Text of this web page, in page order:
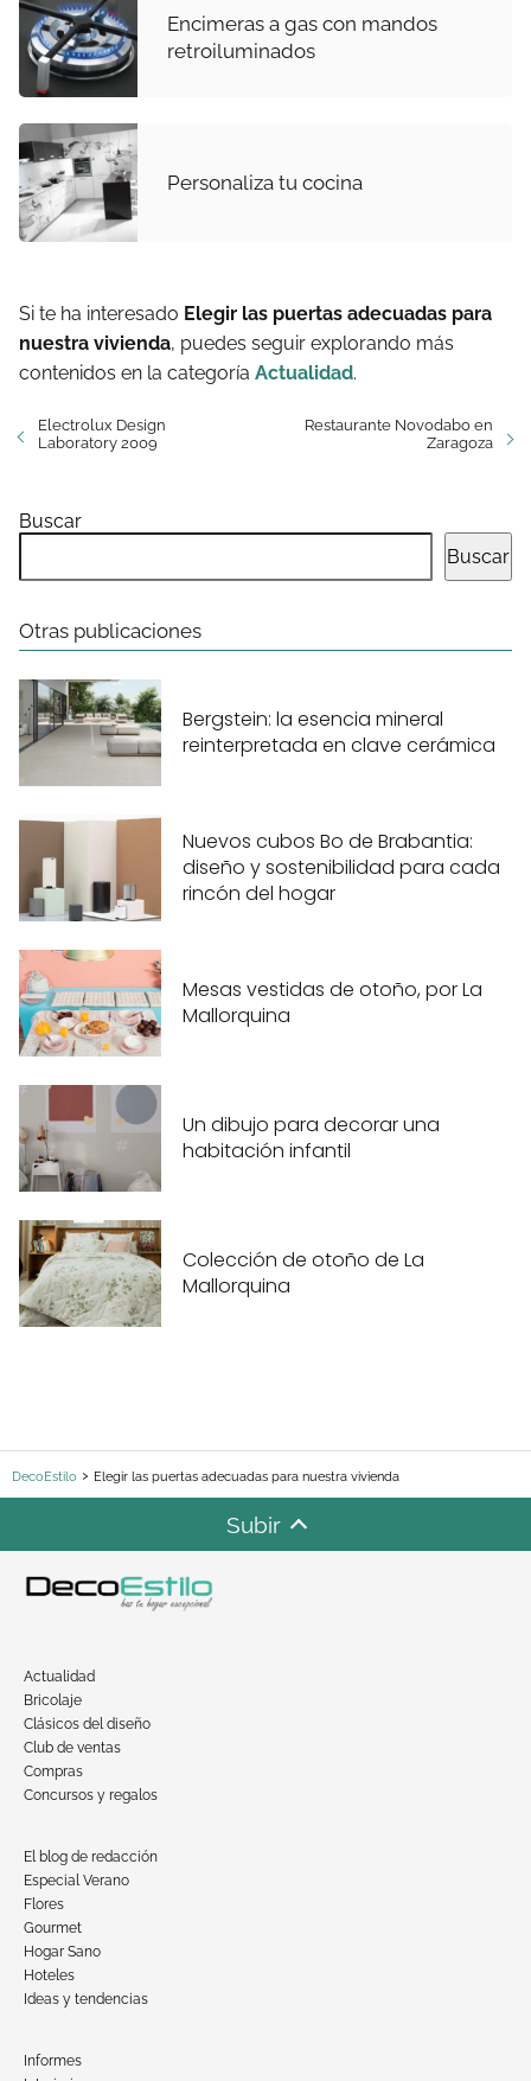
Encimeras a gas con mandos
retroiluminados
Personaliza tu cocina
Si te ha interesado Elegir las puertas adecuadas para
nuestra vivienda, puedes seguir explorando más
contenidos en la categoría Actualidad.
Electrolux Design
Laboratory 2009
Restaurante Novodabo en
Zaragoza
Buscar
Buscar
Otras publicaciones
Bergstein: la esencia mineral
reinterpretada en clave cerámica
Nuevos cubos Bo de Brabantia:
diseño y sostenibilidad para cada
rincón del hogar
Mesas vestidas de otoño, por La
Mallorquina
Un dibujo para decorar una
habitación infantil
Colección de otoño de La
Mallorquina
DecoEstilo Elegir las puertas adecuadas para nuestra vivienda
Subir
Actualidad
Bricolaje
Clásicos del diseño
Club de ventas
Compras
Concursos y regalos
El blog de redacción
Especial Verano
Flores
Gourmet
Hogar Sano
Hoteles
Ideas y tendencias
Informes